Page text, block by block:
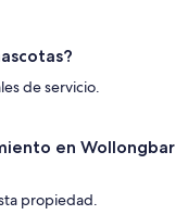
de servicio.
en Wollongbar
propiedad.